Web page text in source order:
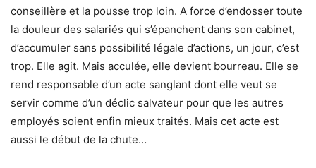
conseillère et la pousse trop loin. A force d’endosser toute
la douleur des salariés qui s’épanchent dans son cabinet,
d’accumuler sans possibilité légale d’actions, un jour, c’est
trop. Elle agit. Mais acculée, elle devient bourreau. Elle se
rend responsable d’un acte sanglant dont elle veut se
servir comme d’un déclic salvateur pour que les autres
employés soient enfin mieux traités. Mais cet acte est
aussi le début de la chute…